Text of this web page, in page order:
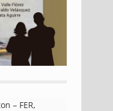
– FER,